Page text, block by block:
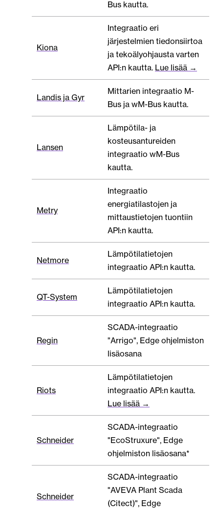
Bus kautta.
Kiona
Integraatio eri
järjestelmien tiedonsiirtoa
ja tekoälyohjausta varten
API:n kautta. Lue lisää →
Landis ja Gyr
Mittarien integraatio M-
Bus ja wM-Bus kautta.
Lansen
Lämpötila- ja
kosteusantureiden
integraatio wM-Bus
kautta.
Metry
Integraatio
energiatilastojen ja
mittaustietojen tuontiin
API:n kautta.
Netmore
Lämpötilatietojen
integraatio API:n kautta.
QT-System
Lämpötilatietojen
integraatio API:n kautta.
Regin
SCADA-integraatio
"Arrigo", Edge ohjelmiston
lisäosana
Riots
Lämpötilatietojen
integraatio API:n kautta.
Lue lisää →
Schneider
SCADA-integraatio
"EcoStruxure", Edge
ohjelmiston lisäosana*
Schneider
SCADA-integraatio
"AVEVA Plant Scada
(Citect)", Edge